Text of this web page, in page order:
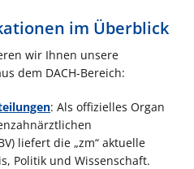
im Überblick
wir Ihnen unsere
dem DACH-Bereich:​
: Als offizielles Organ
liefert die „zm“ aktuelle
Politik und Wissenschaft.